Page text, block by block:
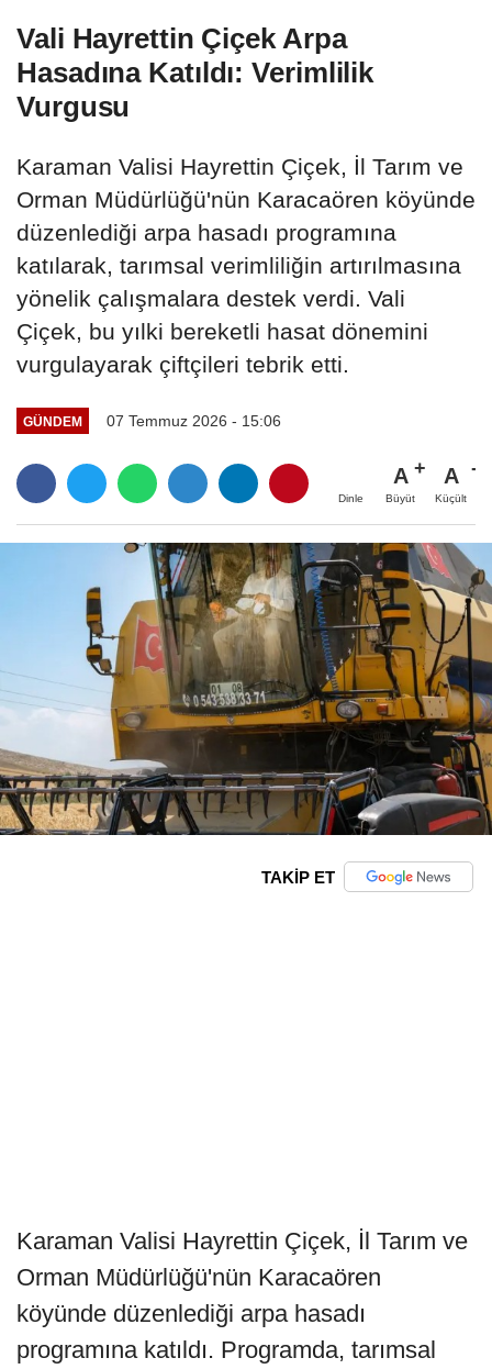
Vali Hayrettin Çiçek Arpa
Hasadına Katıldı: Verimlilik
Vurgusu
Karaman Valisi Hayrettin Çiçek, İl Tarım ve
Orman Müdürlüğü'nün Karacaören köyünde
düzenlediği arpa hasadı programına
katılarak, tarımsal verimliliğin artırılmasına
yönelik çalışmalara destek verdi. Vali
Çiçek, bu yılki bereketli hasat dönemini
vurgulayarak çiftçileri tebrik etti.
GÜNDEM 07 Temmuz 2026 - 15:06
Dinle
A
Büyüt
A
Küçült
TAKİP ET
Karaman Valisi Hayrettin Çiçek, İl Tarım ve
Orman Müdürlüğü'nün Karacaören
köyünde düzenlediği arpa hasadı
programına katıldı. Programda, tarımsal